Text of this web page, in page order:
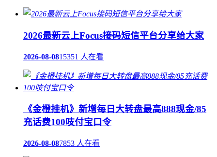
2026最新云上Focus接码短信平台分享给大家
2026-08-0815351 人在看
《金橙挂机》新增每日大转盘最高888现金/85
充话费100吱付宝口令
2026-08-087853 人在看